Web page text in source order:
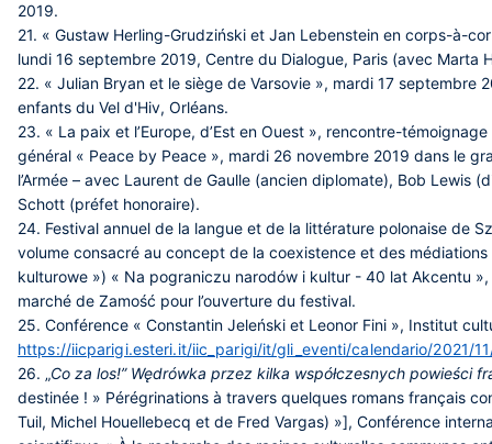
2019.
21. « Gustaw Herling-Grudziński et Jan Lebenstein en corps-à-
lundi 16 septembre 2019, Centre du Dialogue, Paris (avec Marta
22. « Julian Bryan et le siège de Varsovie », mardi 17 septembre
enfants du Vel d'Hiv, Orléans.
23. « La paix et l’Europe, d’Est en Ouest », rencontre-
général « Peace by Peace », mardi 26 novembre 2019 dans le
l’Armée – avec Laurent de Gaulle (ancien diplomate), Bob Lewis
Schott (préfet honoraire).
24. Festival annuel de la langue et de la littérature polonaise de
volume consacré au concept de la coexistence et des
kulturowe ») « Na pograniczu narodów i kultur - 40 lat Akcentu
marché de Zamość pour l’ouverture du festival.
25. Conférence « Constantin Jeleński et Leonor Fini », Institut
https://iicparigi.esteri.it/iic_parigi/it/gli_eventi/calendario/2021/
26. „Co za los!” Wędrówka przez kilka współczesnych powieści
destinée ! » Pérégrinations à travers quelques romans français
Tuil, Michel Houellebecq et de Fred Vargas) »], Conférence